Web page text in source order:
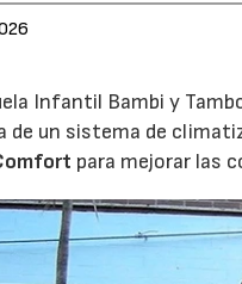
Infantil Bambi y
de un sistema de
para mejorar las